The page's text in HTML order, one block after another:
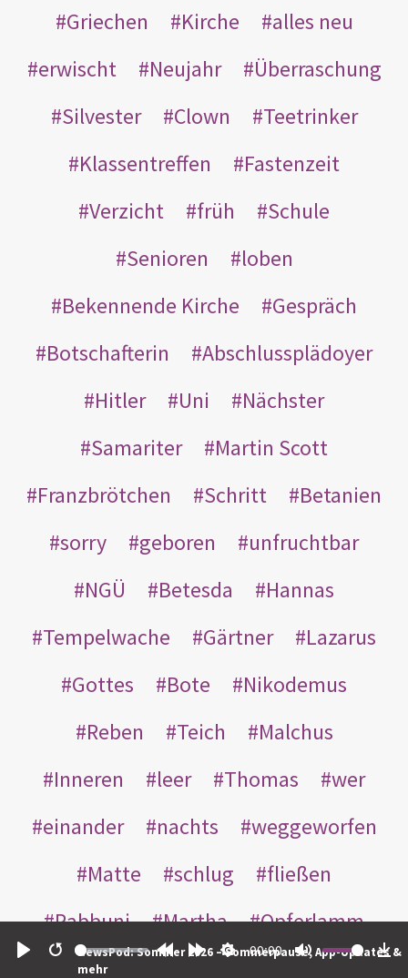
Restart
00:00
NewsPod: Sommer 2026 – Sommerpause, App-Updates &
mehr
Griechen
Kirche
alles neu
erwischt
Neujahr
Überraschung
Silvester
Clown
Teetrinker
Klassentreffen
Fastenzeit
Verzicht
früh
Schule
Senioren
loben
Bekennende Kirche
Gespräch
Botschafterin
Abschlussplädoyer
Hitler
Uni
Nächster
Samariter
Martin Scott
Franzbrötchen
Schritt
Betanien
sorry
geboren
unfruchtbar
NGÜ
Betesda
Hannas
Tempelwache
Gärtner
Lazarus
Gottes
Bote
Nikodemus
Reben
Teich
Malchus
Inneren
leer Thomas
wer
einander
nachts
weggeworfen
Matte
schlug
fließen
Rabbuni
Martha
Opferlamm
gewaschen
jüdischen